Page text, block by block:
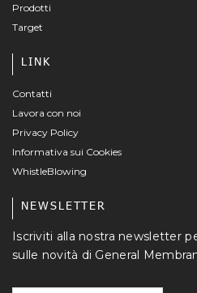
Prodotti
Target
LINK
Contatti
Lavora con noi
Privacy Policy
Informativa sui Cookies
WhistleBlowing
NEWSLETTER
Iscriviti alla nostra newsletter
sulle novità di General